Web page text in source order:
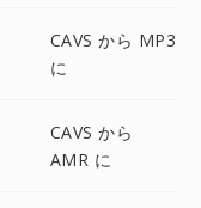
CAVS から MP3
に
CAVS から
AMR に